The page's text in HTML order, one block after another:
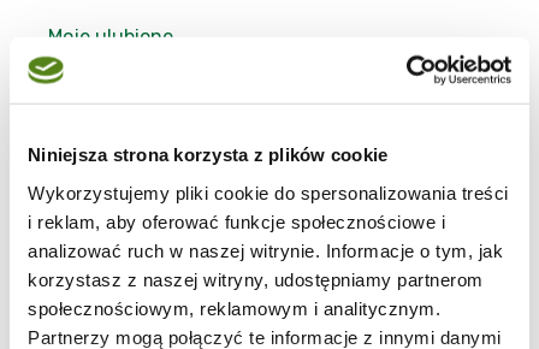
Niniejsza strona korzysta z plików cookie
Wykorzystujemy pliki cookie do spersonalizowania treści
i reklam, aby oferować funkcje społecznościowe i
analizować ruch w naszej witrynie. Informacje o tym, jak
korzystasz z naszej witryny, udostępniamy partnerom
społecznościowym, reklamowym i analitycznym.
Partnerzy mogą połączyć te informacje z innymi danymi
Moje ulubione
46